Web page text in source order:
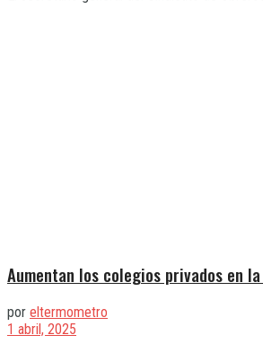
Aumentan los colegios privados en
por eltermometro
1 abril, 2025